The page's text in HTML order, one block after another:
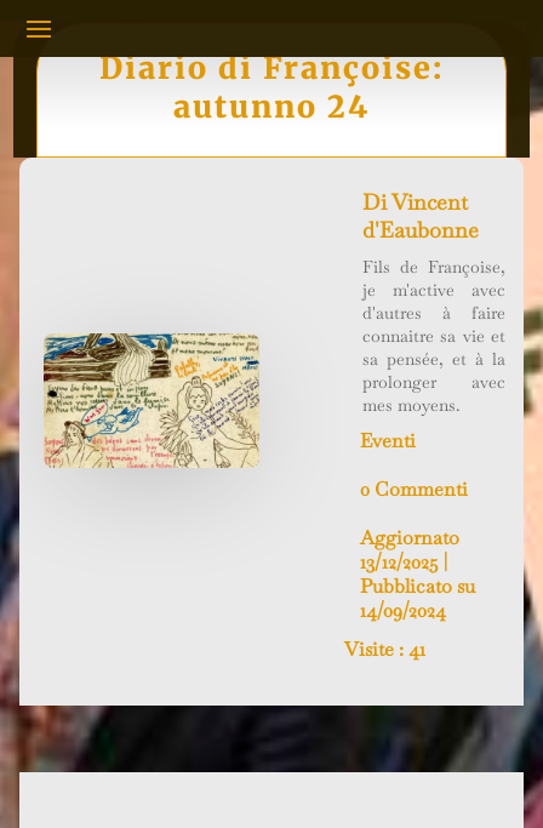
Diario di Françoise:
autunno 24
DiVincent
d'Eaubonne
Fils de Françoise,
je m'active avec
d'autres à faire
connaitre sa vie et
sa pensée, et à la
prolonger avec
mes moyens.
Eventi
0 Commenti
Aggiornato
13/12/2025 |
Pubblicato su
14/09/2024
Visite : 41